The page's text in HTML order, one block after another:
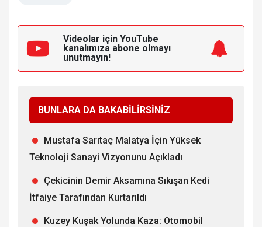
Videolar için YouTube
kanalımıza abone olmayı
unutmayın!
BUNLARA DA BAKABİLİRSİNİZ
Mustafa Sarıtaç Malatya İçin Yüksek
Teknoloji Sanayi Vizyonunu Açıkladı
Çekicinin Demir Aksamına Sıkışan Kedi
İtfaiye Tarafından Kurtarıldı
Kuzey Kuşak Yolunda Kaza: Otomobil